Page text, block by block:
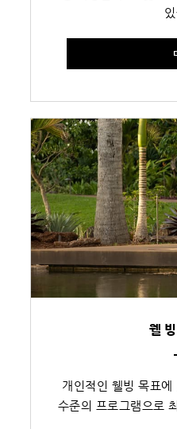
웰
개인적인 웰빙 목표
수준의 프로그램으로